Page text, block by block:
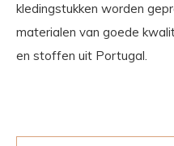
kledingstukken worden
materialen van goede
en stoffen uit Portugal.